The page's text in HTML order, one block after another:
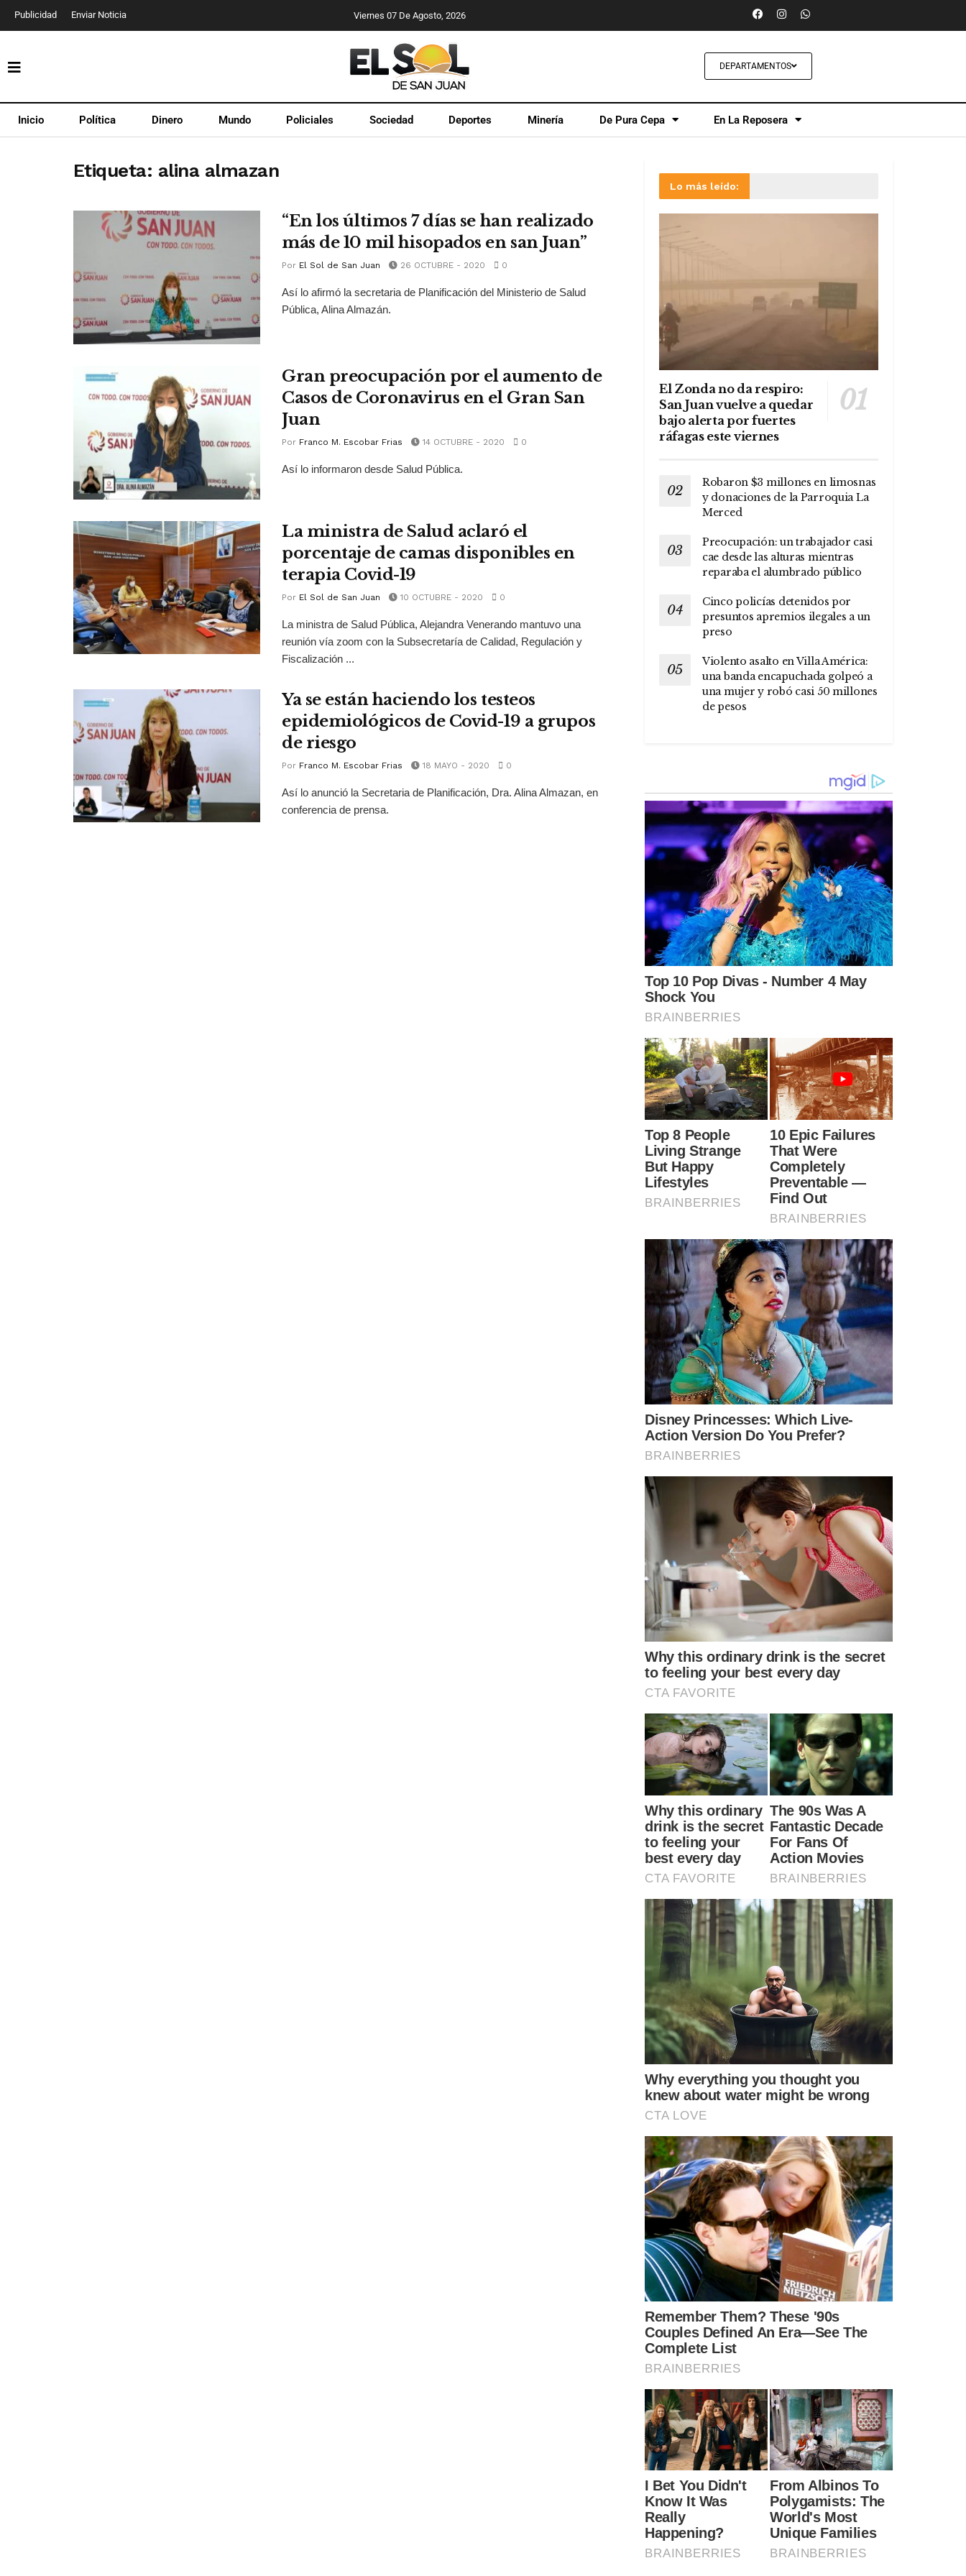
Publicidad Enviar Noticia Viernes 07 De Agosto, 2026
DEPARTAMENTOS
Inicio Política Dinero Mundo Policiales Sociedad Deportes Minería De Pura Cepa En La Reposera
Etiqueta: alina almazan
“En los últimos 7 días se han realizado
más de 10 mil hisopados en san Juan”
Por El Sol de San Juan 26 OCTUBRE - 2020 0
Así lo afirmó la secretaria de Planificación del Ministerio de Salud
Pública, Alina Almazán.
Gran preocupación por el aumento de
Casos de Coronavirus en el Gran San
Juan
Por Franco M. Escobar Frias 14 OCTUBRE - 2020 0
Así lo informaron desde Salud Pública.
La ministra de Salud aclaró el
porcentaje de camas disponibles en
terapia Covid-19
Por El Sol de San Juan 10 OCTUBRE - 2020 0
La ministra de Salud Pública, Alejandra Venerando mantuvo una
reunión vía zoom con la Subsecretaría de Calidad, Regulación y
Fiscalización ...
Ya se están haciendo los testeos
epidemiológicos de Covid-19 a grupos
de riesgo
Por Franco M. Escobar Frias 18 MAYO - 2020 0
Así lo anunció la Secretaria de Planificación, Dra. Alina Almazan, en
conferencia de prensa.
Lo más leído:
El Zonda no da respiro:
San Juan vuelve a quedar
bajo alerta por fuertes
ráfagas este viernes
Robaron $3 millones en limosnas
y donaciones de la Parroquia La
Merced
Preocupación: un trabajador casi
cae desde las alturas mientras
reparaba el alumbrado público
Cinco policías detenidos por
presuntos apremios ilegales a un
preso
Violento asalto en Villa América:
una banda encapuchada golpeó a
una mujer y robó casi 50 millones
de pesos